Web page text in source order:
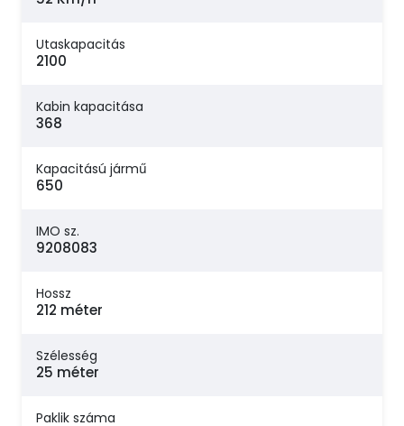
Utaskapacitás
2100
Kabin kapacitása
368
Kapacitású jármű
650
IMO sz.
9208083
Hossz
212 méter
Szélesség
25 méter
Paklik száma